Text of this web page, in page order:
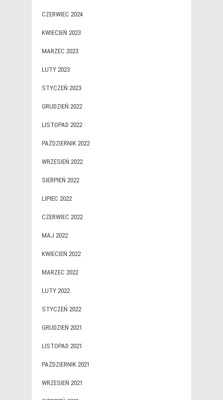
CZERWIEC 2024
KWIECIEŃ 2023
MARZEC 2023
LUTY 2023
STYCZEŃ 2023
GRUDZIEŃ 2022
LISTOPAD 2022
PAŹDZIERNIK 2022
WRZESIEŃ 2022
SIERPIEŃ 2022
LIPIEC 2022
CZERWIEC 2022
MAJ 2022
KWIECIEŃ 2022
MARZEC 2022
LUTY 2022
STYCZEŃ 2022
GRUDZIEŃ 2021
LISTOPAD 2021
PAŹDZIERNIK 2021
WRZESIEŃ 2021